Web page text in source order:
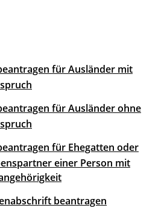
für Ausländer mit
für Ausländer ohne
für Ehegatten oder
einer Person mit
beantragen